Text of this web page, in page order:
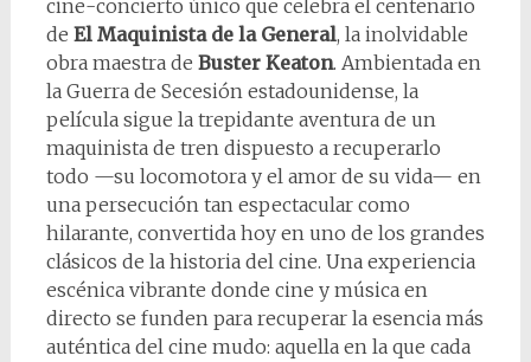
cine-concierto único que celebra el centenario
de El Maquinista de la General, la inolvidable
obra maestra de Buster Keaton. Ambientada en
la Guerra de Secesión estadounidense, la
película sigue la trepidante aventura de un
maquinista de tren dispuesto a recuperarlo
todo —su locomotora y el amor de su vida— en
una persecución tan espectacular como
hilarante, convertida hoy en uno de los grandes
clásicos de la historia del cine. Una experiencia
escénica vibrante donde cine y música en
directo se funden para recuperar la esencia más
auténtica del cine mudo: aquella en la que cada